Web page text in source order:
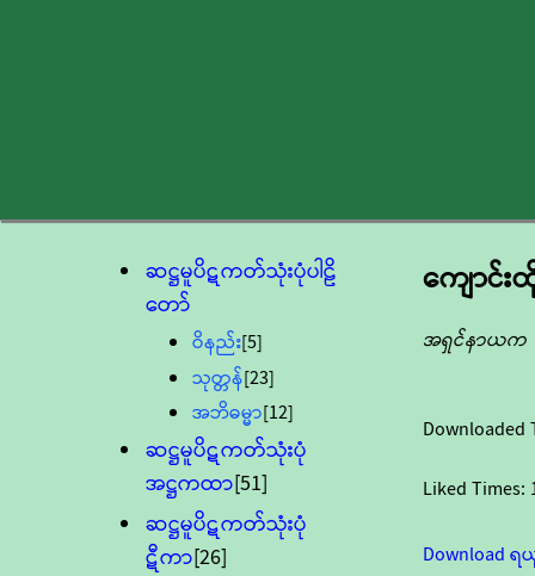
ဆဋ္ဌမူပိဋကတ်သုံးပုံပါဠိ
တော်
ဝိနည်း[5]
သုတ္တန်[23]
အဘိဓမ္မာ[12]
ဆဋ္ဌမူပိဋကတ်သုံးပုံ
အဋ္ဌကထာ[51]
ဆဋ္ဌမူပိဋကတ်သုံးပုံ
ဋီကာ[26]
ကျောင်း
အရှင်နာယက
Downloaded
Liked Times:
Download